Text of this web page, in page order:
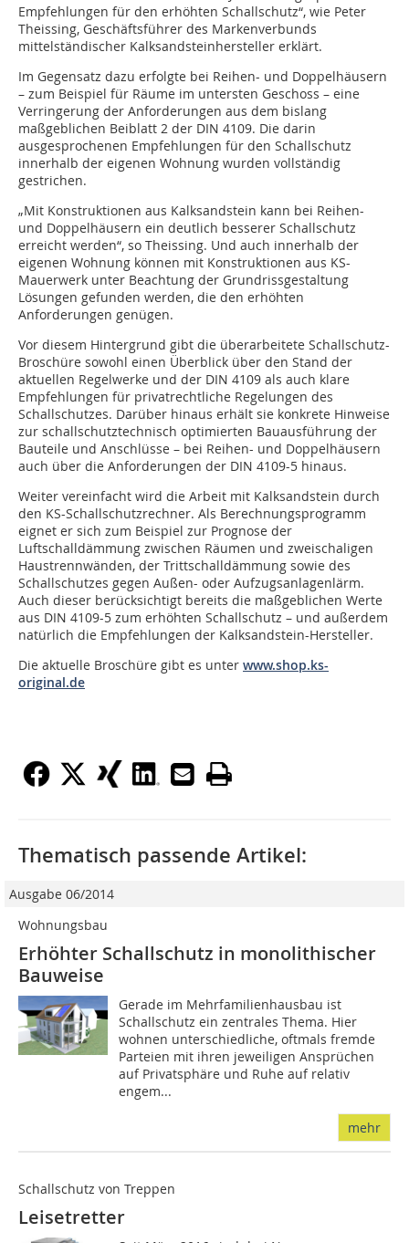
Empfehlungen für den erhöhten Schallschutz“, wie Peter
Theissing, Geschäftsführer des Markenverbunds
mittelständischer Kalksandsteinhersteller erklärt.
Im Gegensatz dazu erfolgte bei Reihen- und Doppelhäusern
– zum Beispiel für Räume im untersten Geschoss – eine
Verringerung der Anforderungen aus dem bislang
maßgeblichen Beiblatt 2 der DIN 4109. Die darin
ausgesprochenen Empfehlungen für den Schallschutz
innerhalb der eigenen Wohnung wurden vollständig
gestrichen.
„Mit Konstruktionen aus Kalksandstein kann bei Reihen-
und Doppelhäusern ein deutlich besserer Schallschutz
erreicht werden“, so Theissing. Und auch innerhalb der
eigenen Wohnung können mit Konstruktionen aus KS-
Mauerwerk unter Beachtung der Grundrissgestaltung
Lösungen gefunden werden, die den erhöhten
Anforderungen genügen.
Vor diesem Hintergrund gibt die überarbeitete Schallschutz-
Broschüre sowohl einen Überblick über den Stand der
aktuellen Regelwerke und der DIN 4109 als auch klare
Empfehlungen für privatrechtliche Regelungen des
Schallschutzes. Darüber hinaus erhält sie konkrete Hinweise
zur schallschutztechnisch optimierten Bauausführung der
Bauteile und Anschlüsse – bei Reihen- und Doppelhäusern
auch über die Anforderungen der DIN 4109-5 hinaus.
Weiter vereinfacht wird die Arbeit mit Kalksandstein durch
den KS-Schallschutzrechner. Als Berechnungsprogramm
eignet er sich zum Beispiel zur Prognose der
Luftschalldämmung zwischen Räumen und zweischaligen
Haustrennwänden, der Trittschalldämmung sowie des
Schallschutzes gegen Außen- oder Aufzugsanlagenlärm.
Auch dieser berücksichtigt bereits die maßgeblichen Werte
aus DIN 4109-5 zum erhöhten Schallschutz – und außerdem
natürlich die Empfehlungen der Kalksandstein-Hersteller.
Die aktuelle Broschüre gibt es unter www.shop.ks-
original.de
Thematisch passende Artikel:
Ausgabe 06/2014
Wohnungsbau
Erhöhter Schallschutz in monolithischer
Bauweise
Gerade im Mehrfamilienhausbau ist
Schallschutz ein zentrales Thema. Hier
wohnen unterschiedliche, oftmals fremde
Parteien mit ihren jeweiligen Ansprüchen
auf Privatsphäre und Ruhe auf relativ
engem...
mehr
Schallschutz von Treppen
Leisetretter